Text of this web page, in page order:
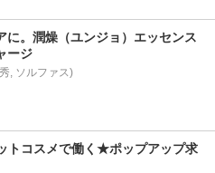
に。潤燥（ユンジョ）エッセンス
ージ
, ソルファス)
トコスメで働く★ポップアップ求